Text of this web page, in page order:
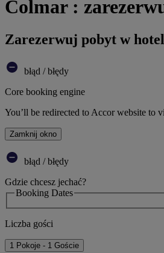
Colmar :
Zarezerwuj pobyt w
błąd / błędy
Core booking engine
You’ll be redirected to Accor website to
Zamknij okno
błąd / błędy
Gdzie chcesz jechać?
Booking Dates
Liczba gości
1 Pokoje - 1 Goście